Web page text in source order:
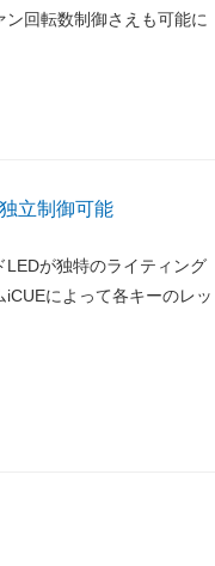
回転数制御さえも可能に
立制御可能
が独特のライティング
によって各キーのレッ